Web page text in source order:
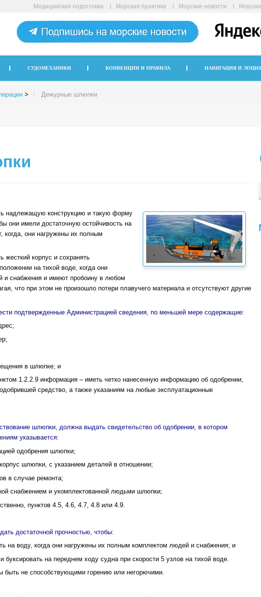
Медицинская подготовка Морская практика Морские новости
СУДОМЕХАНИКИ КОНВЕНЦИИ И ПРАВИЛА НАВИГАЦИЯ И
> Дежурные шлюпки
надле­жащую конструкцию и такую форму
они имели достаточную остойчивость на
когда, они нагружены их полным
корпус и сохранять
на тихой воде, когда они
снабжения и имеют пробоину в любом
что при этом не произошло потери плавучего материала и отсутствуют другие
под­твержденные Администрацией сведения, по меньшей мере содержащие:
в шлюпке; и
1.2.2.9 информация – иметь четко нанесенную информацию об одобрении,
средство, а также указаниям на любые эксплуатационные
шлюпки, должна выдать свидетельство об одобрении, в котором
указывается:
одоб­рения шлюпки;
шлюпки, с указанием деталей в отношении;
в случае ремонта;
снабже­нием и укомплектованной людьми шлюпки;
пунктов 4.5, 4.6, 4.7, 4.8 или 4.9.
достаточной прочностью, чтобы:
на воду, когда они нагружены их полным комплектом людей и снабжения; и
букси­ровать на переднем ходу судна при скорости 5 узлов на тихой воде.
быть не способствующими горению или негорючими.